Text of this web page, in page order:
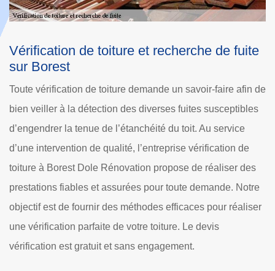
de fuite
faire afin de
susceptibles
Au service
vérification de
de réaliser des
demande. Notre
pour réaliser
devis
Couvreur vérification de toiture
d’éventuelle fuite de toit, {client] est une
vérification de toiture à Borest. Notre
couvreur est de veiller à faire une
professionnelle pour veiller à ce que votre
toujours étanche et hors de danger. Notre
alors un service de vérification de toiture et
fuite à Borest. Nous mettons en place le
de toiture gratuit et sans engagement.